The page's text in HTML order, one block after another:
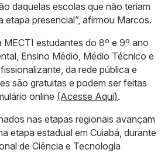
daquelas escolas que não teriam
etapa presencial”, afirmou Marcos.
MECTI estudantes do 8º e 9º ano
Ensino Médio, Médio Técnico e
da rede pública e
são gratuitas e podem ser feitas
online (Acesse Aqui).
nas etapas regionais avançam
etapa estadual em Cuiabá, durante
de Ciência e Tecnologia